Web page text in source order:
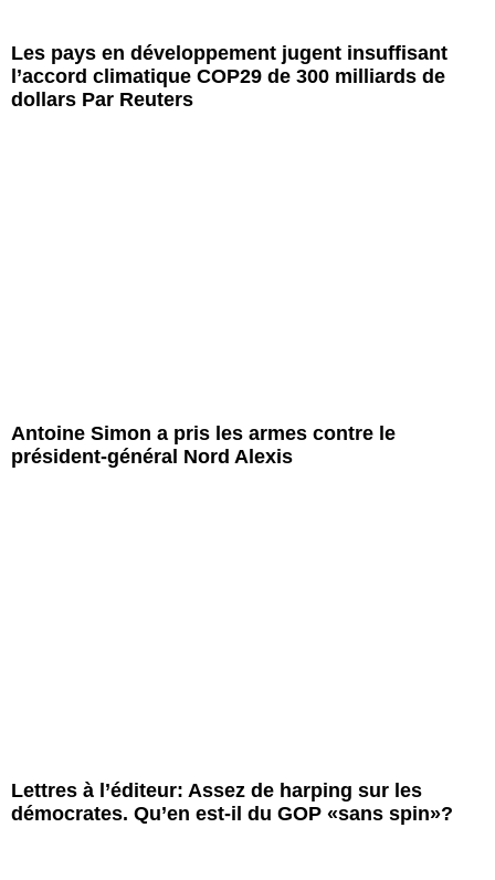
Les pays en développement jugent insuffisant
l’accord climatique COP29 de 300 milliards de
dollars Par Reuters
Antoine Simon a pris les armes contre le
président-général Nord Alexis
Lettres à l’éditeur: Assez de harping sur les
démocrates. Qu’en est-il du GOP «sans spin»?